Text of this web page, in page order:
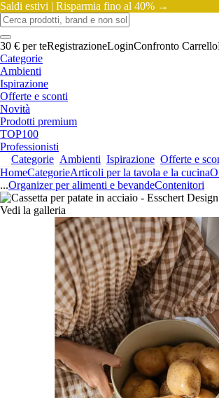
Saldi estivi | Risparmia fino al 40% →
30 € per teRegistrazioneLoginConfronto Carrello
Categorie
Ambienti
Ispirazione
Offerte e sconti
Novità
Prodotti premium
TOP100
Professionisti
Categorie Ambienti Ispirazione Offerte e
HomeCategorieArticoli per la tavola e la cucina
...Organizer per alimenti e bevandeContenitori
Vedi la galleria